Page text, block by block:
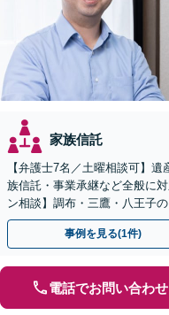
家族信託
【弁護士7名／土曜相談可】
族信託・事業承継など全般に
ン相談】調布・三鷹・八王子
談など有料相談になるものも
事例を見る(1件)
電話でお問い合わせ